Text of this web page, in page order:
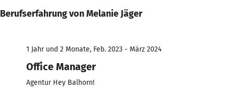
Berufserfahrung von Melanie Jäger
1 Jahr und 2 Monate, Feb. 2023 - März 2024
Office Manager
Agentur Hey Balhorn!